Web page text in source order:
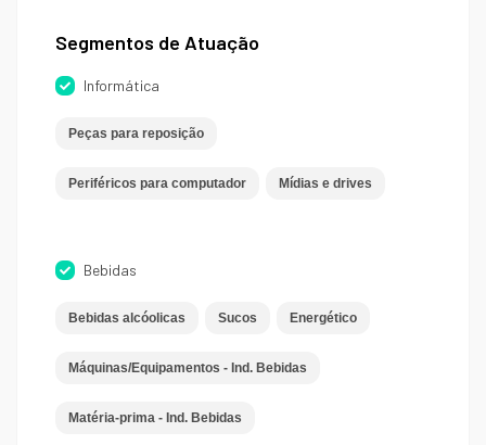
Segmentos de Atuação
Informática
Peças para reposição
Periféricos para computador Mídias e drives
Bebidas
Bebidas alcóolicas Sucos Energético
Máquinas/Equipamentos - Ind. Bebidas
Matéria-prima - Ind. Bebidas